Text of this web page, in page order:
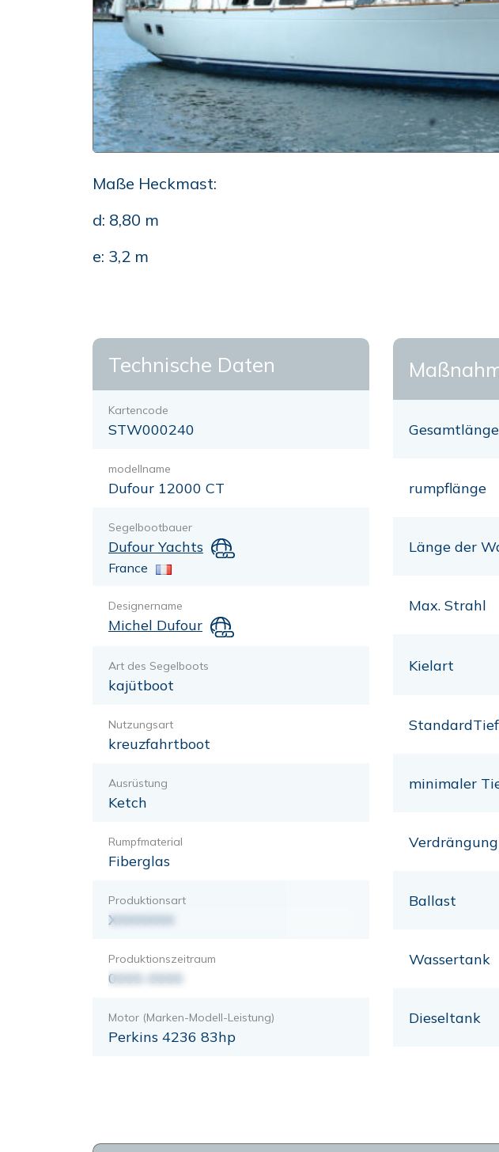
Maße Heckmast:
d: 8,80 m
e: 3,2 m
Technische Daten
Kartencode
STW000240
modellname
Dufour 12000 CT
Segelbootbauer
Dufour Yachts
France
Designername
Michel Dufour
Art des Segelboots
kajütboot
Nutzungsart
kreuzfahrtboot
Ausrüstung
Ketch
Rumpfmaterial
Fiberglas
Produktionsart
XXXXXXX
Produktionszeitraum
0000-0000
Motor (Marken-Modell-Leistung)
Perkins 4236 83hp
Gesamtlänge
rumpflänge
Länge der
Max. Strahl
Kielart
minimaler
Verdrängung
Ballast
Wassertank
Dieseltank